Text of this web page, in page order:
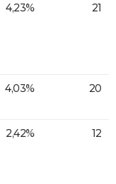
4,23% 21
4,03% 20
2,42% 12